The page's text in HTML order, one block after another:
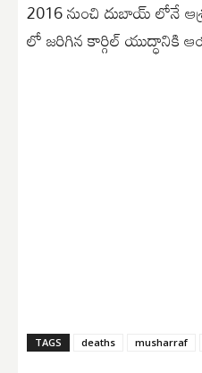
2016 నుంచి దుబాయ్ లోనే
లో జరిగిన కార్గిల్ యుద్ధానికి
TAGS deaths musharraf